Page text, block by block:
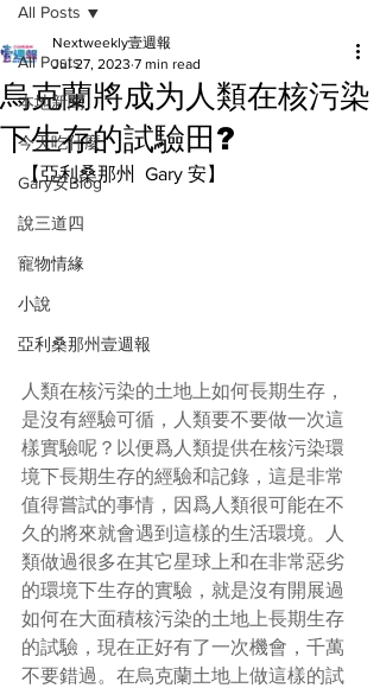
All Posts
本地新聞
今天吃什麼
Gary安Blog
說三道四
寵物情緣
小說
亞利桑那州壹週報
All Posts
烏克蘭將成为人類在核污染
下生存的試驗田?
Nextweekly壹週報
Jul 27, 2023 7 min read
【亞利桑那州  Gary 安】
人類在核污染的土地上如何長期生存，
是沒有經驗可循，人類要不要做一次這
樣實驗呢？以便爲人類提供在核污染環
境下長期生存的經驗和記錄，這是非常
值得嘗試的事情，因爲人類很可能在不
久的將來就會遇到這樣的生活環境。人
類做過很多在其它星球上和在非常惡劣
的環境下生存的實驗，就是沒有開展過
如何在大面積核污染的土地上長期生存
的試驗，現在正好有了一次機會，千萬
不要錯過。在烏克蘭土地上做這樣的試